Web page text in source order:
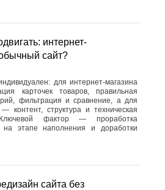
интернет-
сайт?
для интернет-магазина
карточек товаров, правильная
фильтрация и сравнение, а для
контент, структура и техническая
Ключевой фактор — проработка
на этапе наполнения и доработки
сайта без